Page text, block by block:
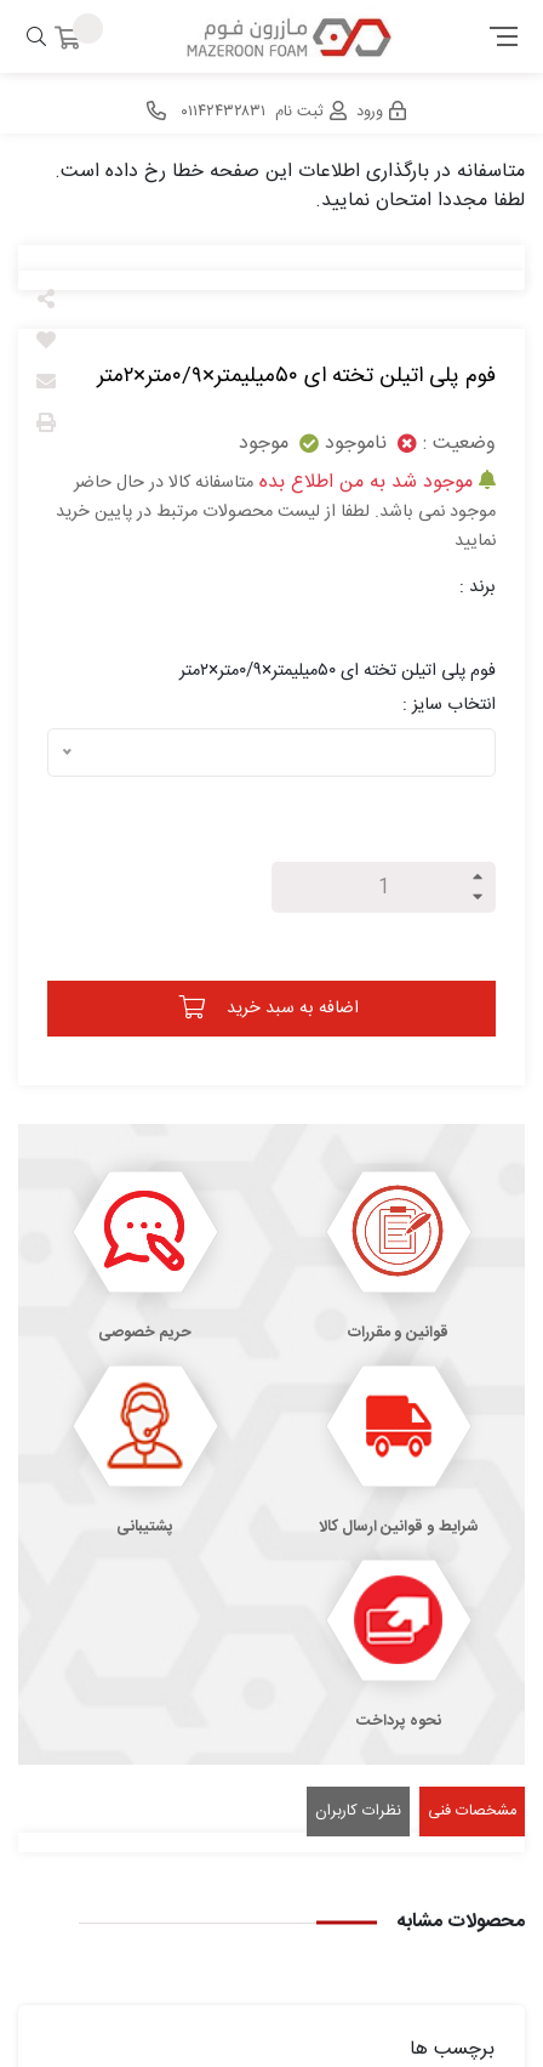
ورود ثبت نام ۰۱۱۴۲۴۳۲۸۳۱
متاسفانه در بارگذاری اطلاعات این صفحه خطا رخ داده است.
لطفا مجددا امتحان نمایید.
فوم پلی اتیلن تخته ای ۵۰میلیمتر×۰/۹متر×۲متر
وضعیت : ناموجود
موجود
موجود شد به من اطلاع بده متاسفانه کالا در حال حاضر
موجود نمی باشد. لطفا از لیست محصولات مرتبط در پایین خرید
نمایید
برند :
فوم پلی اتیلن تخته ای ۵۰میلیمتر×۰/۹متر×۲متر
انتخاب سایز :
اضافه به سبد خرید
قوانین و مقررات حریم خصوصی
شرایط و قوانین ارسال کالا پشتیبانی
نحوه پرداخت
مشخصات فنی نظرات کاربران
محصولات مشابه
برچسب ها